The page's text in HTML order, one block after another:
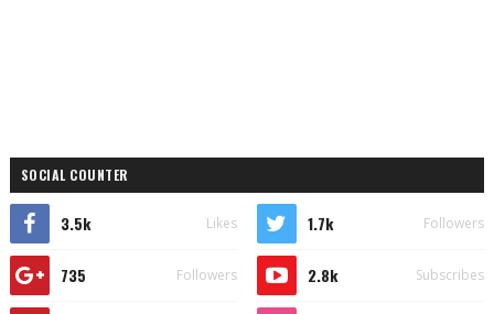
SOCIAL COUNTER
3.5k Likes 1.7k Followers
735 Followers 2.8k Subscribes